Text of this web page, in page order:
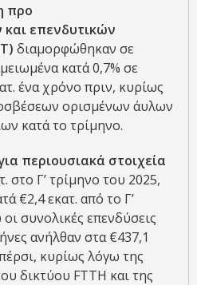
προ
επενδυτικών
διαμορφώθηκαν σε
κατά 0,7% σε
ένα χρόνο πριν, κυρίως
ορισμένων άυλων
κατά το τρίμηνο.
περιουσιακά στοιχεία
στο Γ’ τρίμηνο του 2025,
€2,4 εκατ. από το Γ’
συνολικές επενδύσεις
ανήλθαν στα €437,1
κυρίως λόγω της
δικτύου FTTH και της